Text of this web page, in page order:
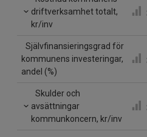
driftverksamhet totalt,
kr/inv
Självfinansieringsgrad för
kommunens investeringar,
andel (%)
Skulder och
avsättningar
kommunkoncern, kr/inv